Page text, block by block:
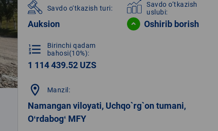
Savdo o‘tkazish turi:
Auksion
Savdo o‘tkazish
uslubi:
Oshirib borish
format_list_numbered
Birinchi qadam
bahosi(10%):
1 114 439.52 UZS
location_on Manzil:
Namangan viloyati, Uchqo`rg`on tumani,
Oʻrdabogʻ MFY